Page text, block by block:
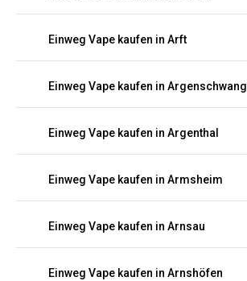
Einweg Vape kaufen in Arft
Einweg Vape kaufen in Argenschwang
Einweg Vape kaufen in Argenthal
Einweg Vape kaufen in Armsheim
Einweg Vape kaufen in Arnsau
Einweg Vape kaufen in Arnshöfen